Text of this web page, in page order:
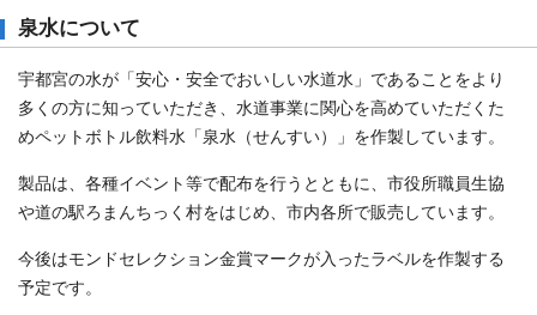
泉水について
宇都宮の水が「安心・安全でおいしい水道水」であることをより
多くの方に知っていただき、水道事業に関心を高めていただくた
めペットボトル飲料水「泉水（せんすい）」を作製しています。
製品は、各種イベント等で配布を行うとともに、市役所職員生協
や道の駅ろまんちっく村をはじめ、市内各所で販売しています。
今後はモンドセレクション金賞マークが入ったラベルを作製する
予定です。